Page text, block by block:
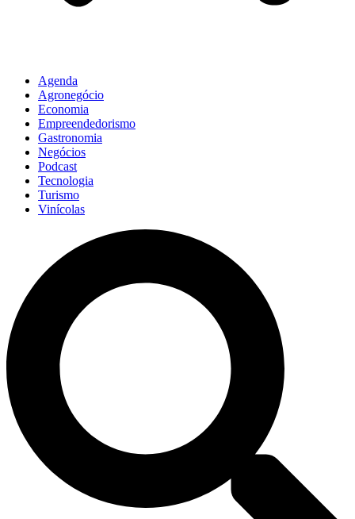
Agenda
Agronegócio
Economia
Empreendedorismo
Gastronomia
Negócios
Podcast
Tecnologia
Turismo
Vinícolas